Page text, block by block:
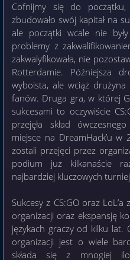
Cofnijmy się do
zbudowało swój kapitał na
ale początki wcale nie
problemy z
zakwalyfikowała, nie
Rotterdamie. Późniejsza
wyboista, ale wciąż
fanów. Druga gra, w której
sukcesami to oczywiście
przejęła skład
miejsce na DreamHack’u
zostali przejęci przez
podium już kilkanaście
najbardziej kluczowych
Sukcesy z CS:GO oraz
organizacji oraz ekspansję
językach graczy od kilku lat.
organizacji jest o wiele
składa się z mnogiej